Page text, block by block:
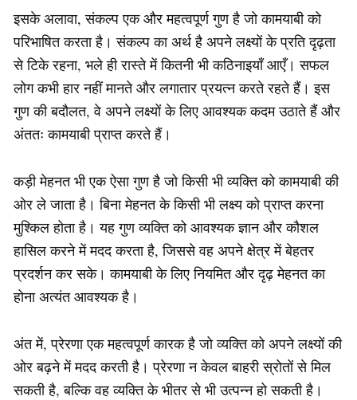
इसके अलावा, संकल्प एक और महत्वपूर्ण गुण है जो कामयाबी को
परिभाषित करता है। संकल्प का अर्थ है अपने लक्ष्यों के प्रति दृढ़ता
से टिके रहना, भले ही रास्ते में कितनी भी कठिनाइयाँ आएँ। सफल
लोग कभी हार नहीं मानते और लगातार प्रयत्न करते रहते हैं। इस
गुण की बदौलत, वे अपने लक्ष्यों के लिए आवश्यक कदम उठाते हैं और
अंततः कामयाबी प्राप्त करते हैं।
कड़ी मेहनत भी एक ऐसा गुण है जो किसी भी व्यक्ति को कामयाबी की
ओर ले जाता है। बिना मेहनत के किसी भी लक्ष्य को प्राप्त करना
मुश्किल होता है। यह गुण व्यक्ति को आवश्यक ज्ञान और कौशल
हासिल करने में मदद करता है, जिससे वह अपने क्षेत्र में बेहतर
प्रदर्शन कर सके। कामयाबी के लिए नियमित और दृढ़ मेहनत का
होना अत्यंत आवश्यक है।
अंत में, प्रेरणा एक महत्वपूर्ण कारक है जो व्यक्ति को अपने लक्ष्यों की
ओर बढ़ने में मदद करती है। प्रेरणा न केवल बाहरी स्रोतों से मिल
सकती है, बल्कि वह व्यक्ति के भीतर से भी उत्पन्न हो सकती है।